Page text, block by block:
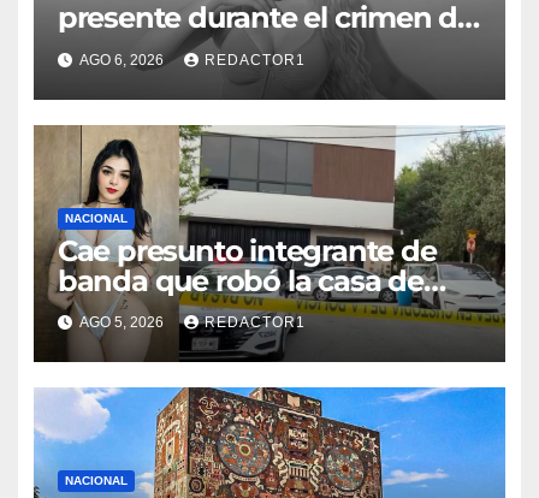
presente durante el crimen de
Valeria Márquez: Fiscalía
AGO 6, 2026 REDACTOR1
NACIONAL
Cae presunto integrante de
banda que robó la casa de
Karely Ruiz
AGO 5, 2026 REDACTOR1
NACIONAL